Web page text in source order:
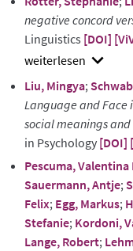
negative concord
Linguistics [DOI]
show
abstract
Liu, Mingya;
Language and Face
social meanings
in Psychology [DOI]
Pescuma, Valentina
Sauermann, Antje;
Felix; Egg, Markus;
Stefanie; Kordoni,
Lange, Robert;